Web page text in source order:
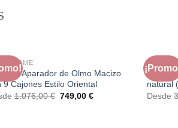
HOME
Aparador de Olmo Macizo
9 Cajones Estilo Oriental
1.076,00€ El
749,00€El
FAURA
Mesa
natural
Desde